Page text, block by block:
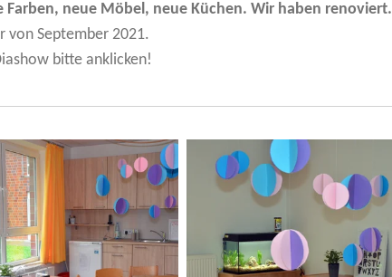
Farben, neue Möbel, neue Küchen. Wir haben renoviert.
von September 2021.
bitte anklicken!